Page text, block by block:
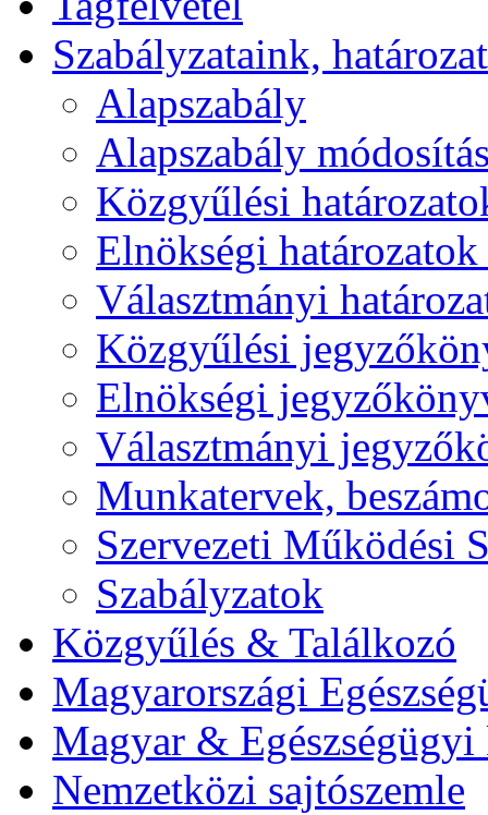
Szabályzataink,
Alapszabály
Alapszabály
Közgyűlési
Elnökségi határozatok
Választmányi
Közgyűlési
Elnökségi
Választmányi
Munkatervek,
Szervezeti Működési
Szabályzatok
Közgyűlés & Találkozó
Magyarországi
Magyar &
Nemzetközi sajtószemle